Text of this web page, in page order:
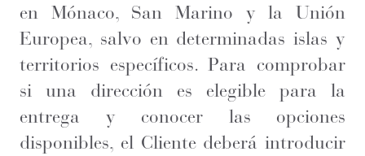
en Mónaco, San Marino y la Unión
Europea, salvo en determinadas islas y
territorios específicos. Para comprobar
si una dirección es elegible para la
entrega y conocer las opciones
disponibles, el Cliente deberá introducir